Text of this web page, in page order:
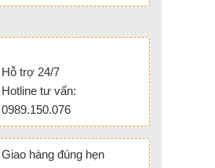
Hỗ trợ 24/7
Hotline tư vấn:
0989.150.076
Giao hàng đúng hẹn